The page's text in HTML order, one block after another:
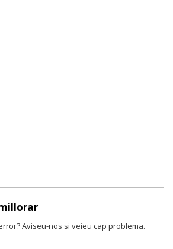
Aviseu-nos si veieu cap problema.